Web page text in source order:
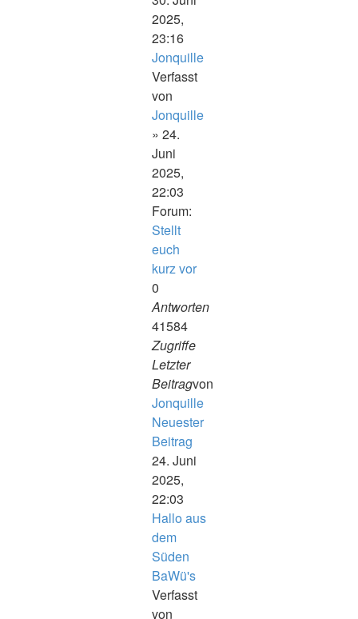
2025,
23:16
Jonquille
Verfasst
von
Jonquille
» 24.
Juni
2025,
22:03
Forum:
Stellt
euch
kurz vor
0
Antworten
41584
Zugriffe
Letzter
Beitragvon
Jonquille
Neuester
Beitrag
24. Juni
2025,
22:03
Hallo aus
dem
Süden
BaWü's
Verfasst
von